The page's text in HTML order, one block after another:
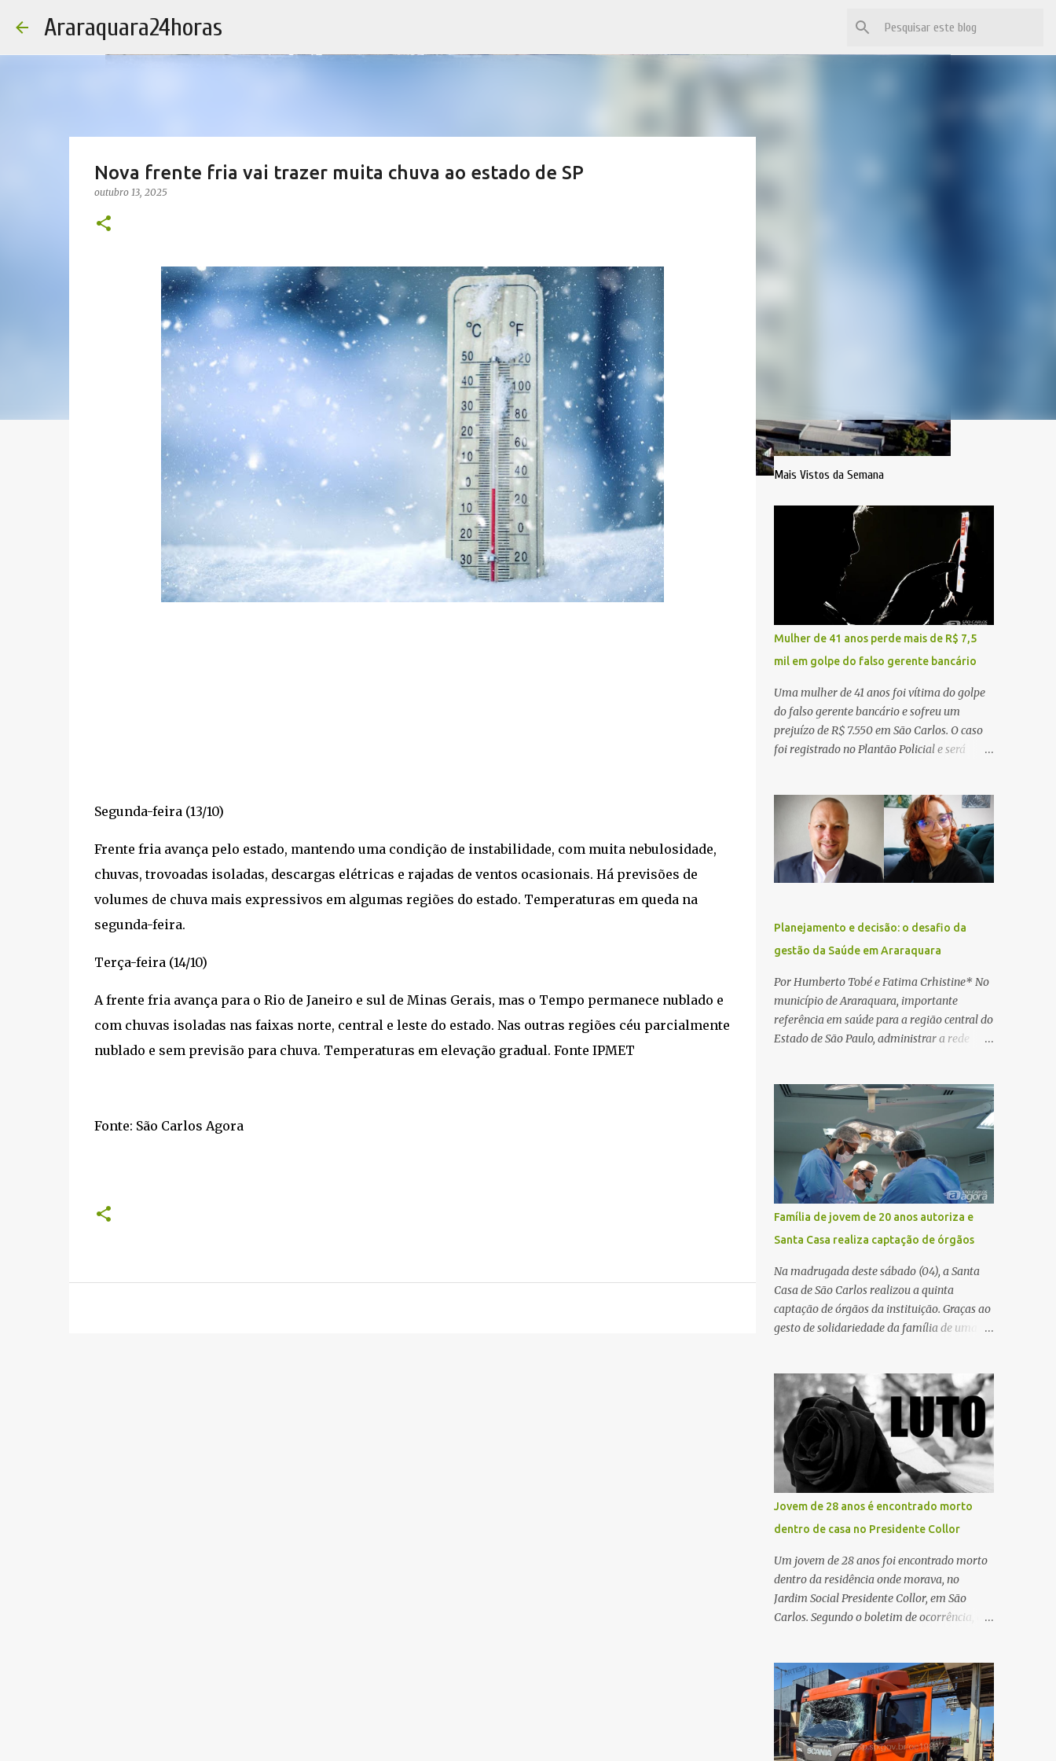
Araraquara24horas
Nova frente fria vai trazer muita chuva ao estado de SP
outubro 13, 2025
Segunda-feira (13/10)
Frente fria avança pelo estado, mantendo uma condição de instabilidade, com muita nebulosidade,
chuvas, trovoadas isoladas, descargas elétricas e rajadas de ventos ocasionais. Há previsões de
volumes de chuva mais expressivos em algumas regiões do estado. Temperaturas em queda na
segunda-feira.
Terça-feira (14/10)
A frente fria avança para o Rio de Janeiro e sul de Minas Gerais, mas o Tempo permanece nublado e
com chuvas isoladas nas faixas norte, central e leste do estado. Nas outras regiões céu parcialmente
nublado e sem previsão para chuva. Temperaturas em elevação gradual. Fonte IPMET
Fonte: São Carlos Agora
Mais Vistos da Semana
Mulher de 41 anos perde mais de R$ 7,5
mil em golpe do falso gerente bancário
Uma mulher de 41 anos foi vítima do golpe
do falso gerente bancário e sofreu um
prejuízo de R$ 7.550 em São Carlos. O caso
foi registrado no Plantão Policial e será
ocorrência, a vítima recebeu contato pelo
WhatsApp de um homem que afirmava ser
o novo gerente da conta bancária da
empresa. O suspeito alegou que seria
necessário atualizar o cadastro da conta e
procedimentos que deveriam ser realizados.
Dias depois, o golpista enviou um
documento em PDF simulando uma
comunicação oficial da instituição
financeira. Na sequência, entrou em contato
por telefone e encaminhou um link,
orientando a vítima a acessá-lo pelo
procedimento, a conta bancária ficou
bloqueada por algumas horas. Sem
conseguir acessar o sistema, a vítima tentou
novamente contato com o suposto gerente,
mas não obteve resposta. Na segunda-fe...
Planejamento e decisão: o desafio da
gestão da Saúde em Araraquara
Por Humberto Tobé e Fatima Crhistine* No
município de Araraquara, importante
referência em saúde para a região central do
Estado de São Paulo, administrar a rede
A cidade concentra hospitais, unidades
especializadas e serviços de média e alta
complexidade que atendem pacientes não
apenas do município, mas também de
diversas cidades do entorno, ampliando
significativamente a responsabilidade da
gestão sobre o Sistema Único de Saúde
(SUS). Nos últimos anos, o Governo Federal
tem ampliado investimentos destinados ao
fortalecimento da atenção básica, da
infraestrutura hospitalar e da
regionalização dos serviços de saúde.
Entretanto, em um cenário de demandas
pública não é apenas investir mais, mas
decidir melhor onde investir para produzir o
maior benefício possível à população. Essa
reflexão encontra respaldo tanto na teoria
da admini...
Família de jovem de 20 anos autoriza e
Santa Casa realiza captação de órgãos
Na madrugada deste sábado (04), a Santa
Casa de São Carlos realizou a quinta
captação de órgãos da instituição. Graças ao
gesto de solidariedade da família de uma
o coração, os rins e as córneas, possibilitando
que até cinco pessoas tenham uma nova
oportunidade de vida por meio do
transplante. Por se tratar de um órgão com
curto tempo de preservação, a equipe
responsável pela captação do coração
chegou a São Carlos em uma aeronave da
agilidade no transporte e na realização do
procedimento. Após a retirada do órgão, a
Guarda Civil Municipal (GCM), por meio da
Prefeitura de São Carlos, realizou o
transporte do coração até o aeroporto, de
transplante. A captação foi coordenada pela
Comissão Intra-Hospitalar de Doação de
Órgãos e Tecidos para Transplantes
(CIHDOTT) da Santa Ca...
Jovem de 28 anos é encontrado morto
dentro de casa no Presidente Collor
Um jovem de 28 anos foi encontrado morto
dentro da residência onde morava, no
Jardim Social Presidente Collor, em São
Carlos. Segundo o boletim de ocorrência, a
quarto, com espuma na boca, acionando
imediatamente o Samu. O médico
confirmou o óbito no local. Familiares
informaram que o jovem apresentava
problemas de saúde. Fonte: São Carlos